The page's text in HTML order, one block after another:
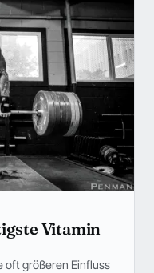
Vitamin
oft größeren Einfluss